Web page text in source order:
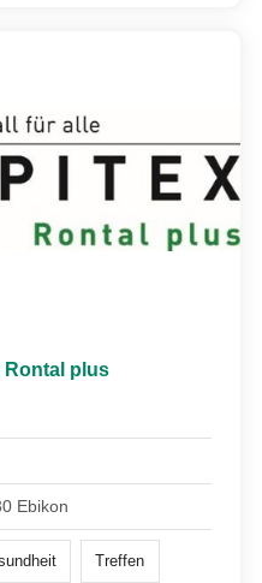
Rontal plus
Ebikon
Treffen